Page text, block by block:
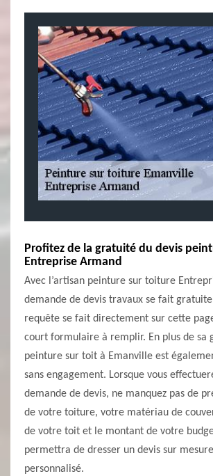
Profitez de la gratuité du devis
Entreprise Armand
Avec l’artisan peinture sur toiture
demande de devis travaux se fait
requête se fait directement sur cette
court formulaire à remplir. En plus de sa
peinture sur toit à Emanville est
sans engagement. Lorsque vous
demande de devis, ne manquez pas de
de votre toiture, votre matériau de
de votre toit et le montant de votre
permettra de dresser un devis sur
personnalisé.